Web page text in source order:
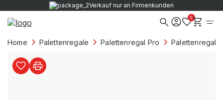
Verkauf nur an Firmenkunden
0
Home Palettenregale Palettenregal Pro Palettenregale